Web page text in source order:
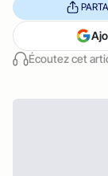
Écoutez cet